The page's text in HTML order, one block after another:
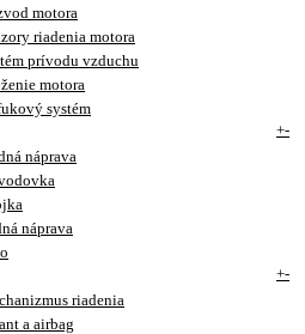
motora
riadenia motora
prívodu vzduchu
motora
systém
+-
náprava
náprava
+-
riadenia
a airbag